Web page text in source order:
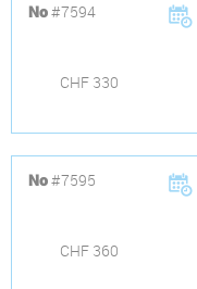
No#7594
CHF 330
No#7595
CHF 360